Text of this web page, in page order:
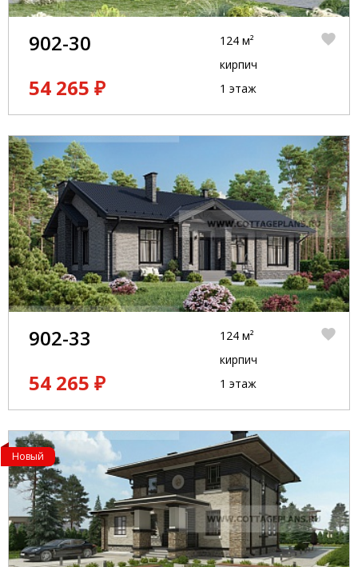
902-30
54 265 ₽
124 м²
кирпич
1 этаж
902-33
54 265 ₽
124 м²
кирпич
1 этаж
Новый